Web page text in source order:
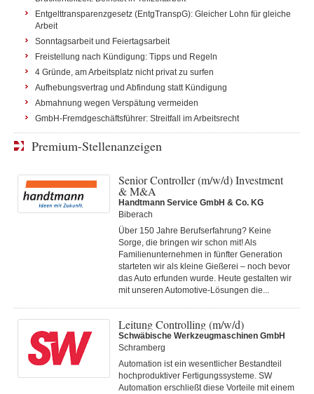
Entgelttransparenzgesetz (EntgTranspG): Gleicher Lohn für gleiche
Arbeit
Sonntagsarbeit und Feiertagsarbeit
Freistellung nach Kündigung: Tipps und Regeln
4 Gründe, am Arbeitsplatz nicht privat zu surfen
Aufhebungsvertrag und Abfindung statt Kündigung
Abmahnung wegen Verspätung vermeiden
GmbH-Fremdgeschäftsführer: Streitfall im Arbeitsrecht
Premium-Stellenanzeigen
Senior Controller (m/w/d) Investment
& M&A
Handtmann Service GmbH & Co. KG
Biberach
Über 150 Jahre Berufserfahrung? Keine
Sorge, die bringen wir schon mit! Als
Familienunternehmen in fünfter Generation
starteten wir als kleine Gießerei – noch bevor
das Auto erfunden wurde. Heute gestalten wir
mit unseren Automotive-Lösungen die...
Leitung Controlling (m/w/d)
Schwäbische Werkzeugmaschinen GmbH
Schramberg
Automation ist ein wesentlicher Bestandteil
hochproduktiver Fertigungssysteme. SW
Automation erschließt diese Vorteile mit einem